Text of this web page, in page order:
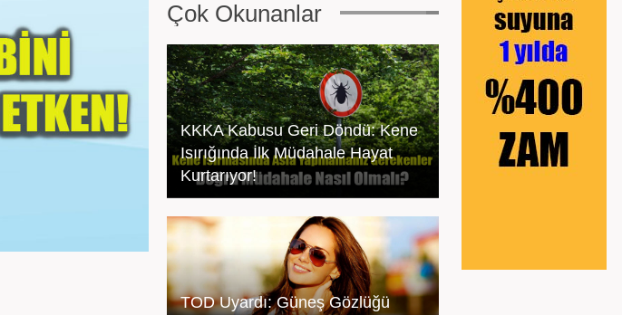
Çok Okunanlar
KKKA Kabusu Geri Döndü: Kene
Isırığında İlk Müdahale Hayat
Kurtarıyor!
TOD Uyardı: Güneş Gözlüğü